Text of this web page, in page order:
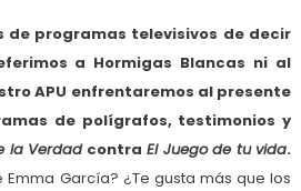
de programas televisivos de decir
a Hormigas Blancas ni al
APU enfrentaremos al presente
de polígrafos, testimonios y
la Verdadcontra El Juego de tu vida.
Emma García? ¿Te gusta más que los